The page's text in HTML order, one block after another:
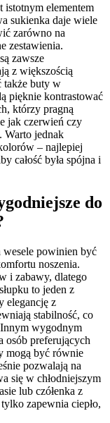
elementem
sukienka daje wiele
zarówno na
zestawienia.
zawsze
z większością
także buty w
pięknie kontrastować
którzy pragną
jak czerwień czy
Warto jednak
– najlepiej
całość była spójna i
do
powinien być
noszenia.
i zabawy, dlatego
to jeden z
elegancję z
stabilność, co
Innym wygodnym
osób preferujących
mogą być równie
pozwalają na
się w chłodniejszym
lub czółenka z
zapewnia ciepło,